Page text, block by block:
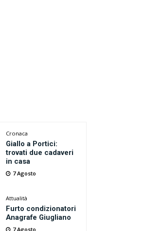
Cronaca
Giallo a Portici:
trovati due cadaveri
in casa
7 Agosto
Attualità
Furto condizionatori
Anagrafe Giugliano
7 Agosto